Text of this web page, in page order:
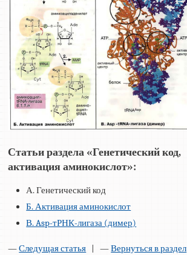
Статьи раздела «Генетический код,
активация аминокислот»:
А. Генетический код
Б. Активация аминокислот
В. Asp-тРНК-лигаза (димер)
—Следущая статья | —Вернуться в раздел